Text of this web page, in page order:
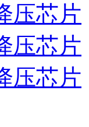
压芯片
压芯片
压芯片